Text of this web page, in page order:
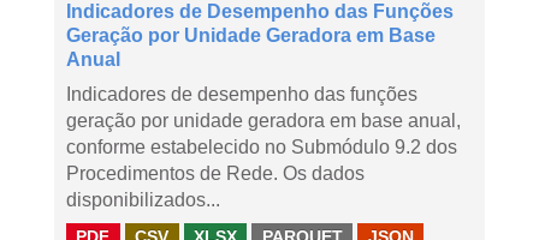
Indicadores de Desempenho das Funções
Geração por Unidade Geradora em Base
Anual
Indicadores de desempenho das funções
geração por unidade geradora em base anual,
conforme estabelecido no Submódulo 9.2 dos
Procedimentos de Rede. Os dados
disponibilizados...